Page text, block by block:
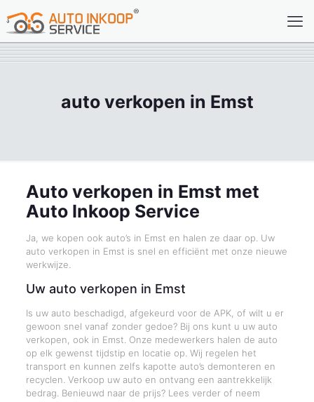
auto verkopen in Emst
Auto verkopen in Emst met
Auto Inkoop Service
Ja, we kopen ook auto’s in Emst en halen ze daar op. Uw
auto verkopen in Emst is snel en efficiënt met onze nieuwe
werkwijze.
Uw auto verkopen in Emst
Is uw auto beschadigd, afgekeurd voor de APK, of wilt u er
gewoon snel vanaf zonder gedoe? Bij ons kunt u uw auto
verkopen, ook in Emst. Onze medewerkers halen de auto
op elk gewenst tijdstip en locatie op. Wij regelen het
transport en kunnen zelfs kapotte auto’s demonteren en
recyclen. Verkoop uw auto en ontvang een aantrekkelijk
bedrag. Benieuwd naar de prijs? Lees verder of neem